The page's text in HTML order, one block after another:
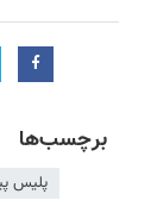
برچسب‌ها
پلیس